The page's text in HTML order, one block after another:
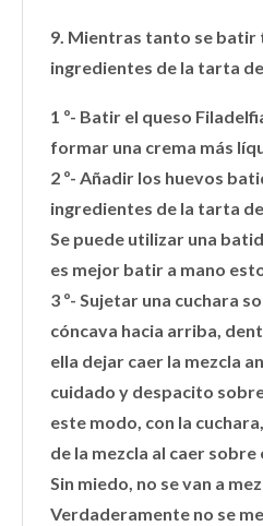
9. Mientras tanto se batir
ingredientes de la tarta
1 º- Batir el queso
formar una crema más
2 º- Añadir los huevos
ingredientes de la tarta
Se puede utilizar una
es mejor batir a mano
3 º- Sujetar una cuchara
cóncava hacia arriba,
ella dejar caer la mezcla
cuidado y despacito
este modo, con la
de la mezcla al caer
Sin miedo, no se van a
Verdaderamente no se